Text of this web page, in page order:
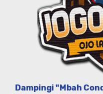
Dampingi "Mbah